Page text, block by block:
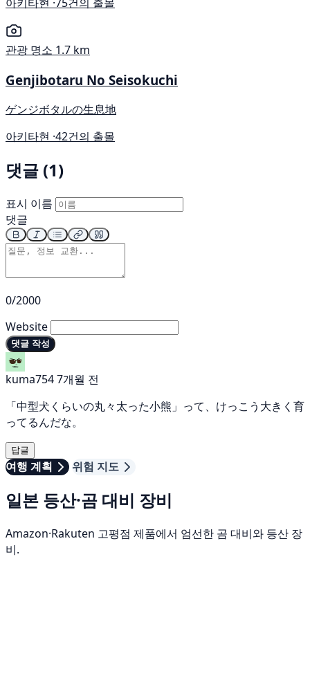
관광 명소 1.7 km
Genjibotaru No Seisokuchi
ゲンジボタルの生息地
아키타현 ·42건의 출몰
댓글 (1)
표시 이름
댓글
0/2000
Website
댓글 작성
kuma7547개월 전
「中型犬くらいの丸々太った小熊」って、けっこう大きく育
ってるんだな。
답글
여행 계획 위험 지도
일본 등산·곰 대비 장비
Amazon·Rakuten 고평점 제품에서 엄선한 곰 대비와 등산 장
비.